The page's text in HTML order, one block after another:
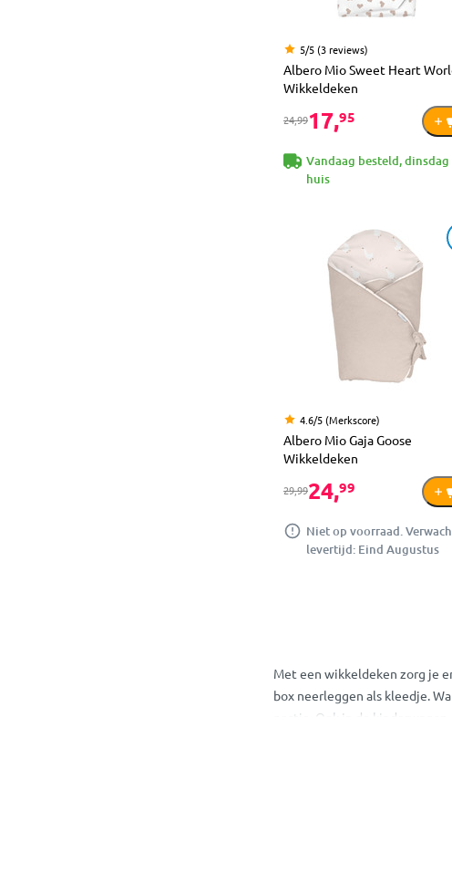
5/5 (3 reviews)
Albero Mio Sweet Heart
Wikkeldeken
24,9917,95
Vandaag besteld, dinsdag
huis
4.6/5 (Merkscore)
Albero Mio Gaja Goose
Wikkeldeken
29,9924,99
Niet op voorraad.
levertijd: Eind Augustus
Met een wikkeldeken zorg je
box neerleggen als kleedje.
nestje. Ook in de